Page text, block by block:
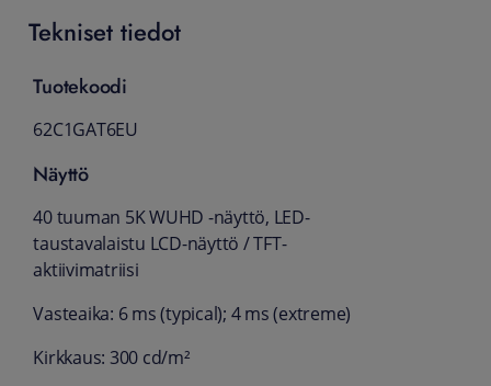
Tekniset tiedot
Tuotekoodi
62C1GAT6EU
Näyttö
40 tuuman 5K WUHD -näyttö, LED-
taustavalaistu LCD-näyttö / TFT-
aktiivimatriisi
Vasteaika: 6 ms (typical); 4 ms (extreme)
Kirkkaus: 300 cd/m²